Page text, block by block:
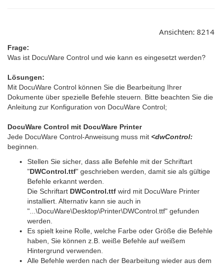
Ansichten: 8214
Frage:
Was ist DocuWare Control und wie kann es eingesetzt werden?
Lösungen:
Mit DocuWare Control können Sie die Bearbeitung Ihrer
Dokumente über spezielle Befehle steuern. Bitte beachten Sie die
Anleitung zur Konfiguration von DocuWare Control;
DocuWare Control mit DocuWare Printer
Jede DocuWare Control-Anweisung muss mit <dwControl:
beginnen.
Stellen Sie sicher, dass alle Befehle mit der Schriftart
"DWControl.ttf" geschrieben werden, damit sie als gültige
Befehle erkannt werden.
Die Schriftart DWControl.ttf wird mit DocuWare Printer
installiert. Alternativ kann sie auch in
"...\DocuWare\Desktop\Printer\DWControl.ttf" gefunden
werden.
Es spielt keine Rolle, welche Farbe oder Größe die Befehle
haben, Sie können z.B. weiße Befehle auf weißem
Hintergrund verwenden.
Alle Befehle werden nach der Bearbeitung wieder aus dem